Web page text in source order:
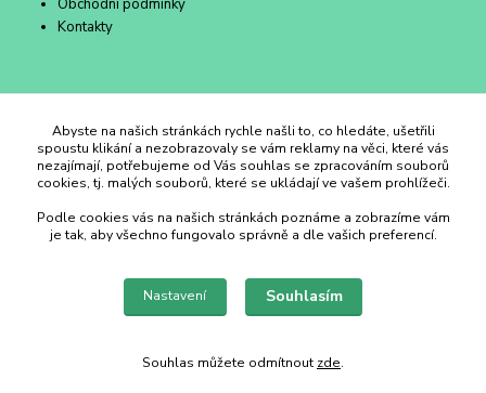
Kontakty
Duhový Ateliér Kroměříž
+420 734 258 002
duhovyatelier@email.cz
Abyste na našich stránkách rychle našli to, co hledáte, ušetřili
spoustu klikání a nezobrazovaly se vám reklamy na věci, které vás
nezajímají, potřebujeme od Vás souhlas se zpracováním souborů
cookies, tj. malých souborů, které se ukládají ve vašem prohlížeči.
Podle cookies vás na našich stránkách poznáme a zobrazíme vám
je tak, aby všechno fungovalo správně a dle vašich preferencí.
Nastavení Souhlasím
Souhlas můžete odmítnout zde.